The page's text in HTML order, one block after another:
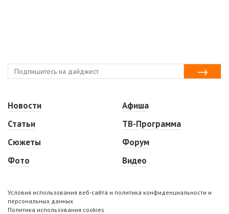
Новости
Статьи
Сюжеты
Фото
Афиша
ТВ-Программа
Форум
Видео
Условия использования веб-сайта и политика конфиденциальности и
персональных данных
Политика использования cookies